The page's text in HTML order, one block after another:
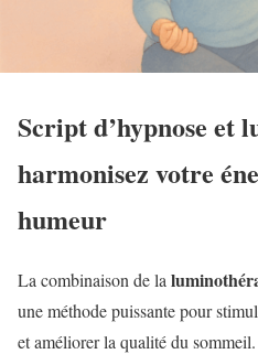
Script d’hypnose et
harmonisez votre
humeur
La combinaison de la
une méthode puissante pour
et améliorer la qualité du